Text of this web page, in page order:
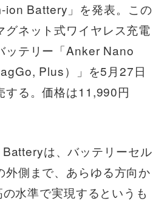
Battery」を発表。この
グネット式ワイヤレス充電
ッテリー「Anker Nano
Plus）」を5月27日
する。価格は11,990円
は、バッテリーセル
外側まで、あらゆる方向か
水準で実現するというも